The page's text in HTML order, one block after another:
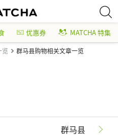
优惠券 MATCHA 特集
群马县购物相关文章一览
群马县